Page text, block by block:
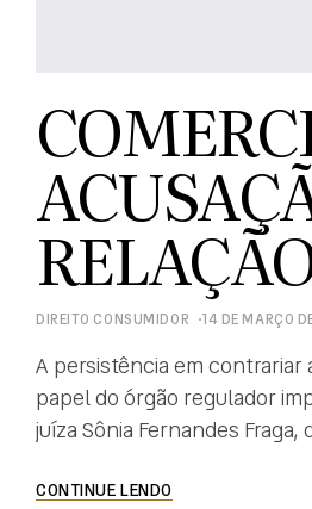
DIREITO CONSUMIDOR 14 DE MARÇO
A persistência em contrariar
papel do órgão regulador
juíza Sônia Fernandes
CONTINUE LENDO